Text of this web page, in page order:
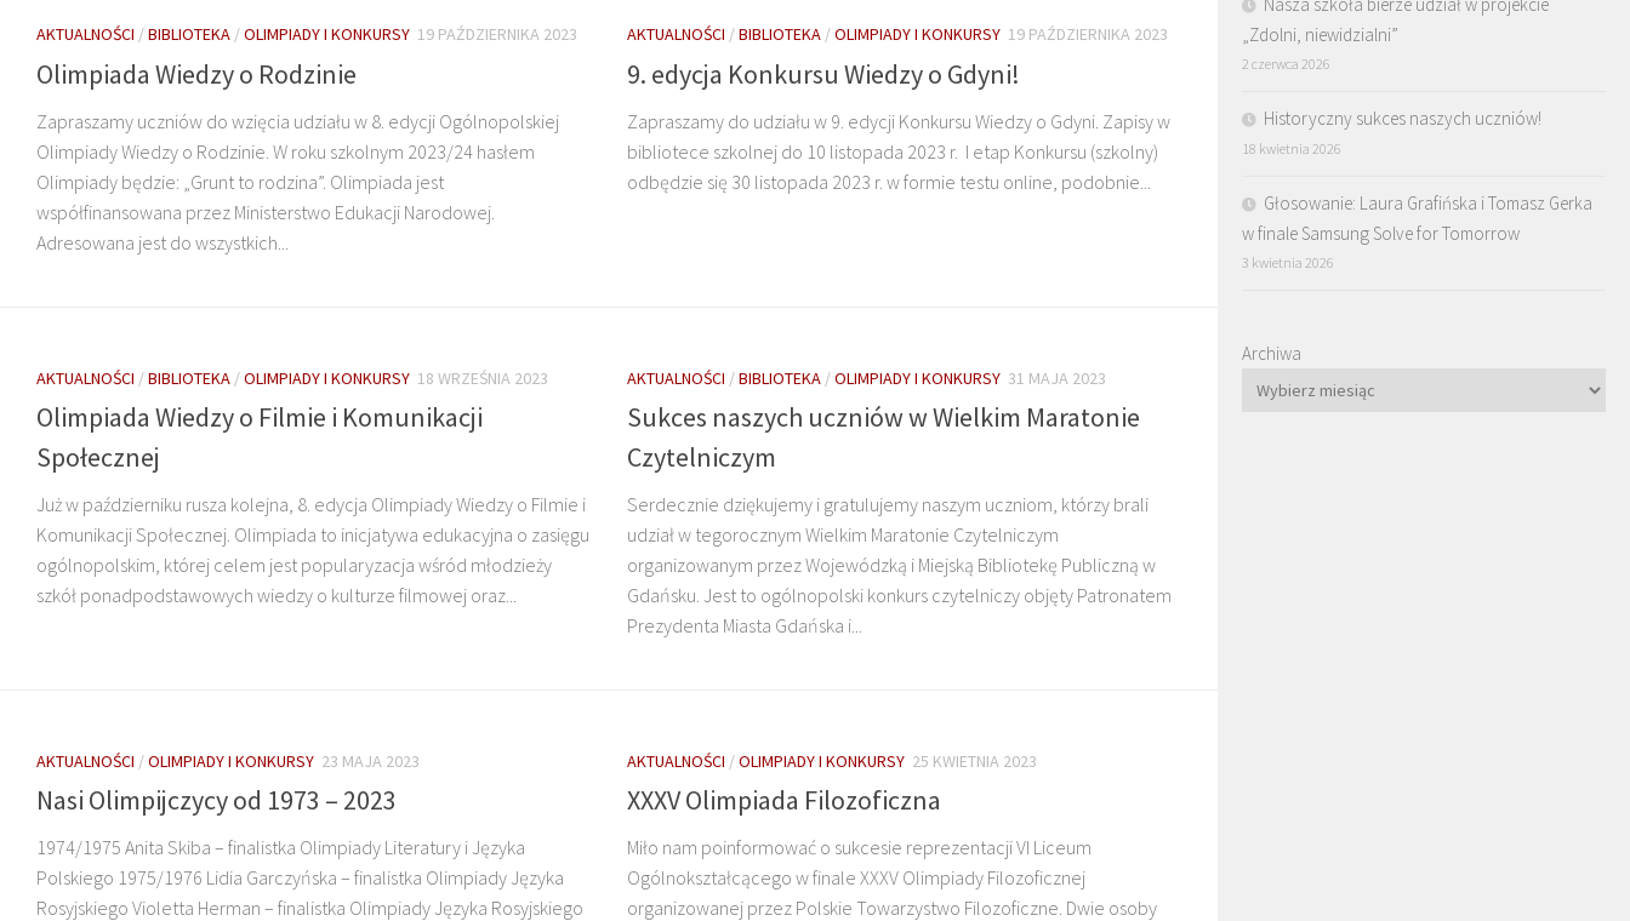
AKTUALNOŚCI /BIBLIOTEKA /OLIMPIADY I KONKURSY 19 PAŹDZIERNIKA 2023
Olimpiada Wiedzy o Rodzinie
Zapraszamy uczniów do wzięcia udziału w 8. edycji Ogólnopolskiej
Olimpiady Wiedzy o Rodzinie. W roku szkolnym 2023/24 hasłem
Olimpiady będzie: „Grunt to rodzina”. Olimpiada jest
współfinansowana przez Ministerstwo Edukacji Narodowej.
Adresowana jest do wszystkich...
AKTUALNOŚCI /BIBLIOTEKA /OLIMPIADY I KONKURSY 19 PAŹDZIERNIKA 2023
9. edycja Konkursu Wiedzy o Gdyni!
Zapraszamy do udziału w 9. edycji Konkursu Wiedzy o Gdyni. Zapisy w
bibliotece szkolnej do 10 listopada 2023 r. I etap Konkursu (szkolny)
odbędzie się 30 listopada 2023 r. w formie testu online, podobnie...
AKTUALNOŚCI /BIBLIOTEKA /OLIMPIADY I KONKURSY 18 WRZEŚNIA 2023
Olimpiada Wiedzy o Filmie i Komunikacji
Społecznej
Już w październiku rusza kolejna, 8. edycja Olimpiady Wiedzy o Filmie i
Komunikacji Społecznej. Olimpiada to inicjatywa edukacyjna o zasięgu
ogólnopolskim, której celem jest popularyzacja wśród młodzieży
szkół ponadpodstawowych wiedzy o kulturze filmowej oraz...
AKTUALNOŚCI /BIBLIOTEKA /OLIMPIADY I KONKURSY 31 MAJA 2023
Sukces naszych uczniów w Wielkim Maratonie
Czytelniczym
Serdecznie dziękujemy i gratulujemy naszym uczniom, którzy brali
udział w tegorocznym Wielkim Maratonie Czytelniczym
organizowanym przez Wojewódzką i Miejską Bibliotekę Publiczną w
Gdańsku. Jest to ogólnopolski konkurs czytelniczy objęty Patronatem
Prezydenta Miasta Gdańska i...
AKTUALNOŚCI /OLIMPIADY I KONKURSY 23 MAJA 2023
Nasi Olimpijczycy od 1973 – 2023
1974/1975 Anita Skiba – finalistka Olimpiady Literatury i Języka
Polskiego 1975/1976 Lidia Garczyńska – finalistka Olimpiady Języka
Rosyjskiego Violetta Herman – finalistka Olimpiady Języka Rosyjskiego
AKTUALNOŚCI /OLIMPIADY I KONKURSY 25 KWIETNIA 2023
XXXV Olimpiada Filozoficzna
Miło nam poinformować o sukcesie reprezentacji VI Liceum
Ogólnokształcącego w finale XXXV Olimpiady Filozoficznej
organizowanej przez Polskie Towarzystwo Filozoficzne. Dwie osoby
„Zdolni, niewidzialni”
2 czerwca 2026
Historyczny sukces naszych uczniów!
18 kwietnia 2026
Głosowanie: Laura Grafińska i Tomasz Gerka
w finale Samsung Solve for Tomorrow
3 kwietnia 2026
Archiwa